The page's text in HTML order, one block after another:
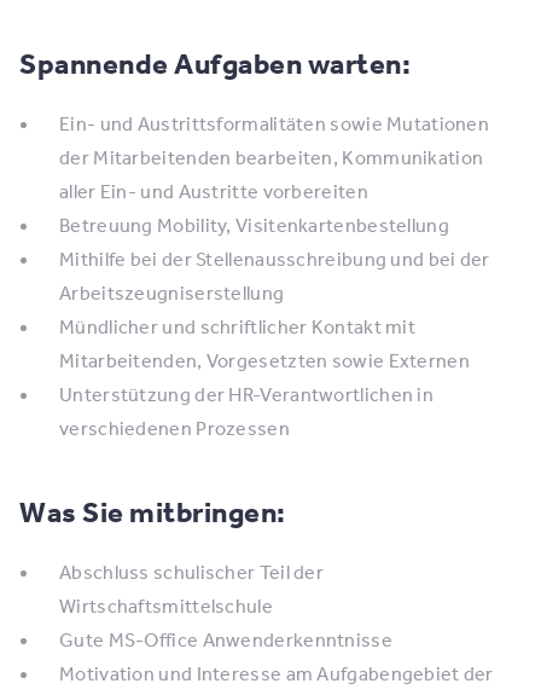
Spannende Aufgaben warten:
Ein- und Austrittsformalitäten sowie Mutationen
der Mitarbeitenden bearbeiten, Kommunikation
aller Ein- und Austritte vorbereiten
Betreuung Mobility, Visitenkartenbestellung
Mithilfe bei der Stellenausschreibung und bei der
Arbeitszeugniserstellung
Mündlicher und schriftlicher Kontakt mit
Mitarbeitenden, Vorgesetzten sowie Externen
Unterstützung der HR-Verantwortlichen in
verschiedenen Prozessen
Was Sie mitbringen:
Abschluss schulischer Teil der
Wirtschaftsmittelschule
Gute MS-Office Anwenderkenntnisse
Motivation und Interesse am Aufgabengebiet der